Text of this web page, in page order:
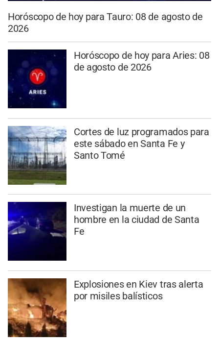
Horóscopo de hoy para Tauro: 08 de agosto de
2026
Horóscopo de hoy para Aries: 08
de agosto de 2026
Cortes de luz programados para
este sábado en Santa Fe y
Santo Tomé
Investigan la muerte de un
hombre en la ciudad de Santa
Fe
Explosiones en Kiev tras alerta
por misiles balísticos